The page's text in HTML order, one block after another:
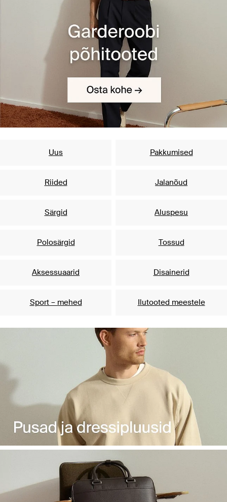
Uus Pakkumised
Riided Jalanõud
Särgid Aluspesu
Polosärgid Tossud
Aksessuaarid Disainerid
Sport – mehed Ilutooted meestele